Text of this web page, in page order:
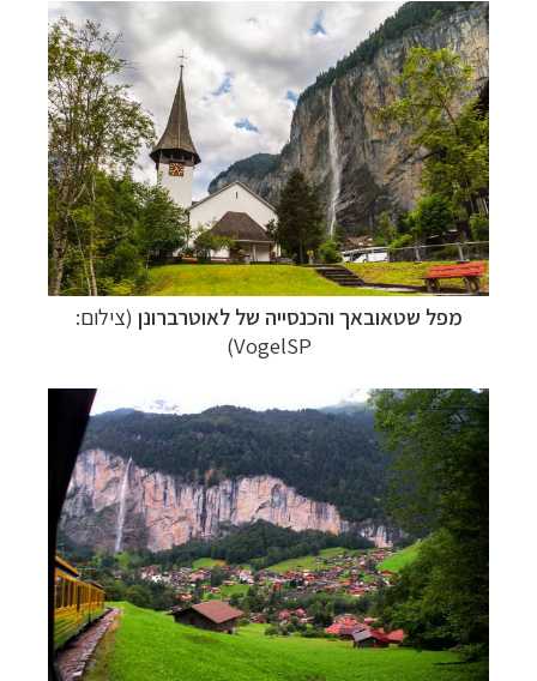
מפל שטאובאך והכנסייה של לאוטרברונן (צילום:
VogelSP)